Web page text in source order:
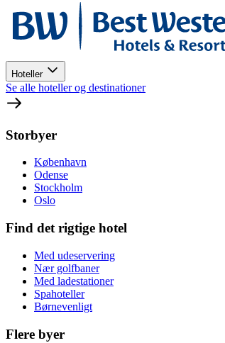
Hoteller
Se alle hoteller og destinationer
Storbyer
København
Odense
Stockholm
Oslo
Find det rigtige hotel
Med udeservering
Nær golfbaner
Med ladestationer
Spahoteller
Børnevenligt
Flere byer